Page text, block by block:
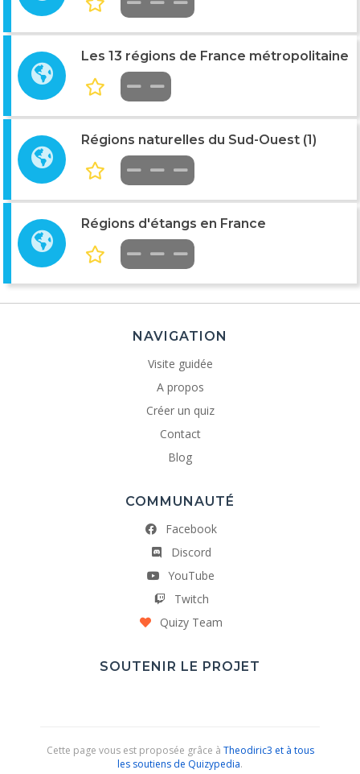
Les 13 régions de France métropolitaine
Régions naturelles du Sud-Ouest (1)
Régions d'étangs en France
NAVIGATION
Visite guidée
A propos
Créer un quiz
Contact
Blog
COMMUNAUTÉ
Facebook
Discord
YouTube
Twitch
Quizy Team
SOUTENIR LE PROJET
Cette page vous est proposée grâce à Theodiric3 et à tous
les soutiens de Quizypedia.